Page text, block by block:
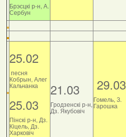
Брэсцкі р-н, А.
Сербун
25.02
песня
Кобрын, Алег
Кальчанка
25.03
Пінскі р-н, Дз.
Кіцель, Дз.
Харковіч
21.03
Гродзенскі р-н,
Дз. Якубовіч
29.03
Гомель, З.
Гарошка